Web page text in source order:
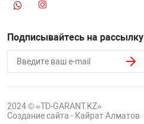
Подписывайтесь на рассылку
2024 © «TD-GARANT.KZ»
Создание сайта - Кайрат Алматов